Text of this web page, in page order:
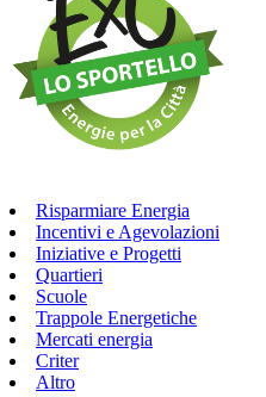
Risparmiare Energia
Incentivi e Agevolazioni
Iniziative e Progetti
Quartieri
Scuole
Trappole Energetiche
Mercati energia
Criter
Altro